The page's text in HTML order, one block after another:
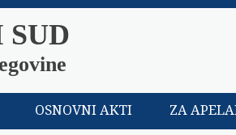
SUD
OSNOVNI AKTI ZA